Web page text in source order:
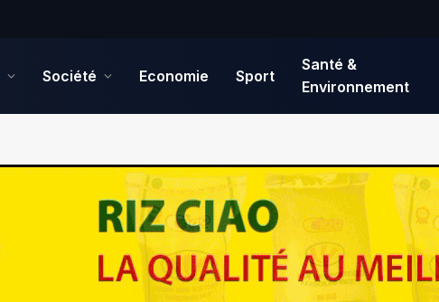
Société Economie Sport
Santé &
Environnement